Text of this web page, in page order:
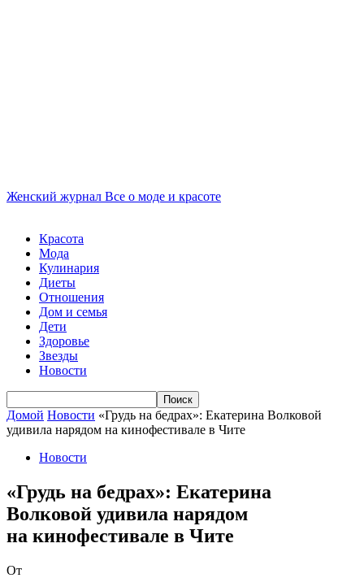
Женский журнал Все о моде и красоте
Красота
Мода
Кулинария
Диеты
Отношения
Дом и семья
Дети
Здоровье
Звезды
Новости
Домой Новости «Грудь на бедрах»: Екатерина Волковой
удивила нарядом на кинофестивале в Чите
Новости
«Грудь на бедрах»: Екатерина
Волковой удивила нарядом
на кинофестивале в Чите
От